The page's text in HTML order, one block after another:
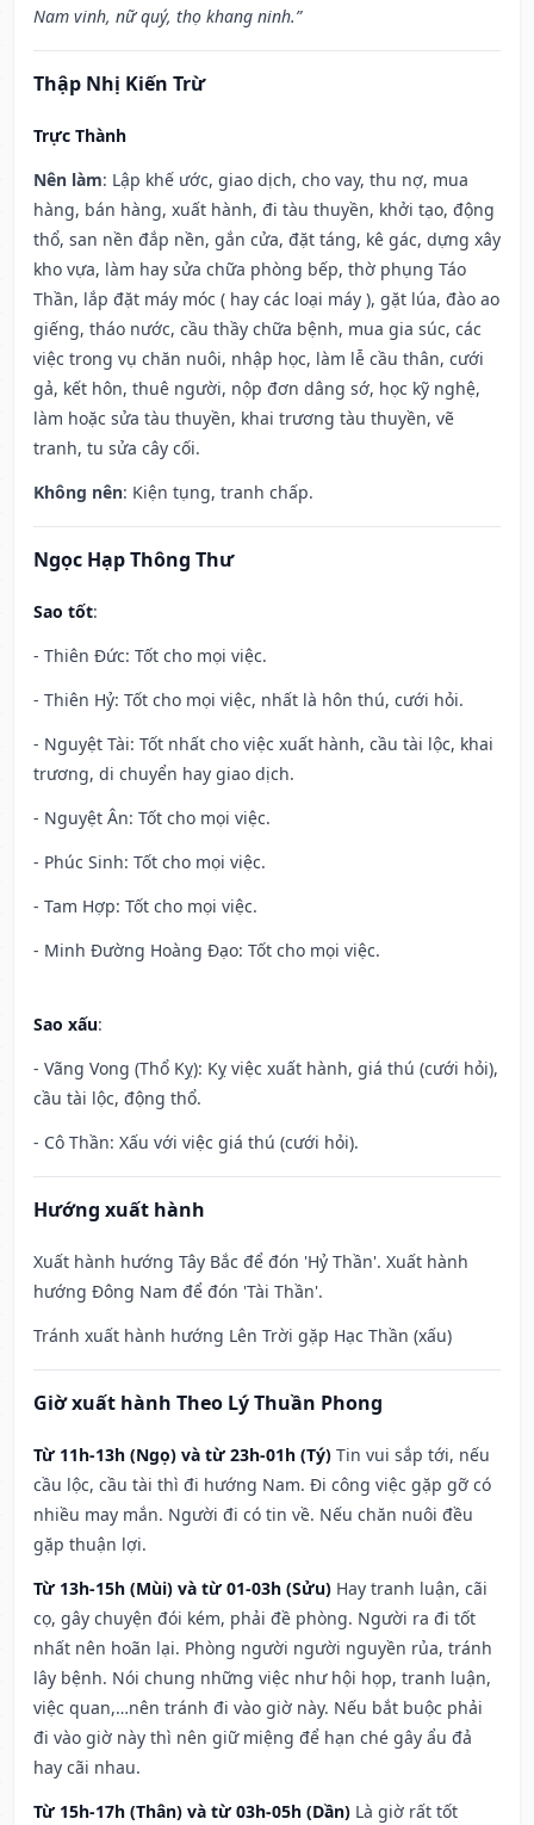
Nam vinh, nữ quý, thọ khang ninh.”
Thập Nhị Kiến Trừ
Trực Thành
Nên làm: Lập khế ước, giao dịch, cho vay, thu nợ, mua
hàng, bán hàng, xuất hành, đi tàu thuyền, khởi tạo, động
thổ, san nền đắp nền, gắn cửa, đặt táng, kê gác, dựng xây
kho vựa, làm hay sửa chữa phòng bếp, thờ phụng Táo
Thần, lắp đặt máy móc ( hay các loại máy ), gặt lúa, đào ao
giếng, tháo nước, cầu thầy chữa bệnh, mua gia súc, các
việc trong vụ chăn nuôi, nhập học, làm lễ cầu thân, cưới
gả, kết hôn, thuê người, nộp đơn dâng sớ, học kỹ nghệ,
làm hoặc sửa tàu thuyền, khai trương tàu thuyền, vẽ
tranh, tu sửa cây cối.
Không nên: Kiện tụng, tranh chấp.
Ngọc Hạp Thông Thư
Sao tốt:
- Thiên Đức: Tốt cho mọi việc.
- Thiên Hỷ: Tốt cho mọi việc, nhất là hôn thú, cưới hỏi.
- Nguyệt Tài: Tốt nhất cho việc xuất hành, cầu tài lộc, khai
trương, di chuyển hay giao dịch.
- Nguyệt Ân: Tốt cho mọi việc.
- Phúc Sinh: Tốt cho mọi việc.
- Tam Hợp: Tốt cho mọi việc.
- Minh Đường Hoàng Đạo: Tốt cho mọi việc.
Sao xấu:
- Vãng Vong (Thổ Kỵ): Kỵ việc xuất hành, giá thú (cưới hỏi),
cầu tài lộc, động thổ.
- Cô Thần: Xấu với việc giá thú (cưới hỏi).
Hướng xuất hành
Xuất hành hướng Tây Bắc để đón 'Hỷ Thần'. Xuất hành
hướng Đông Nam để đón 'Tài Thần'.
Tránh xuất hành hướng Lên Trời gặp Hạc Thần (xấu)
Giờ xuất hành Theo Lý Thuần Phong
Từ 11h-13h (Ngọ) và từ 23h-01h (Tý) Tin vui sắp tới, nếu
cầu lộc, cầu tài thì đi hướng Nam. Đi công việc gặp gỡ có
nhiều may mắn. Người đi có tin về. Nếu chăn nuôi đều
gặp thuận lợi.
Từ 13h-15h (Mùi) và từ 01-03h (Sửu) Hay tranh luận, cãi
cọ, gây chuyện đói kém, phải đề phòng. Người ra đi tốt
nhất nên hoãn lại. Phòng người người nguyền rủa, tránh
lây bệnh. Nói chung những việc như hội họp, tranh luận,
việc quan,…nên tránh đi vào giờ này. Nếu bắt buộc phải
đi vào giờ này thì nên giữ miệng để hạn ché gây ẩu đả
hay cãi nhau.
Từ 15h-17h (Thân) và từ 03h-05h (Dần) Là giờ rất tốt